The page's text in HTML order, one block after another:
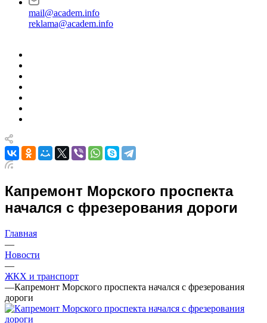
mail@academ.info
reklama@academ.info
Капремонт Морского проспекта
начался с фрезерования дороги
Главная
—
Новости
—
ЖКХ и транспорт
—Капремонт Морского проспекта начался с фрезерования
дороги